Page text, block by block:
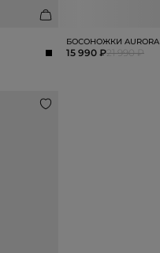
БОСОНОЖКИ AURORA
15 990 ₽21 990 ₽